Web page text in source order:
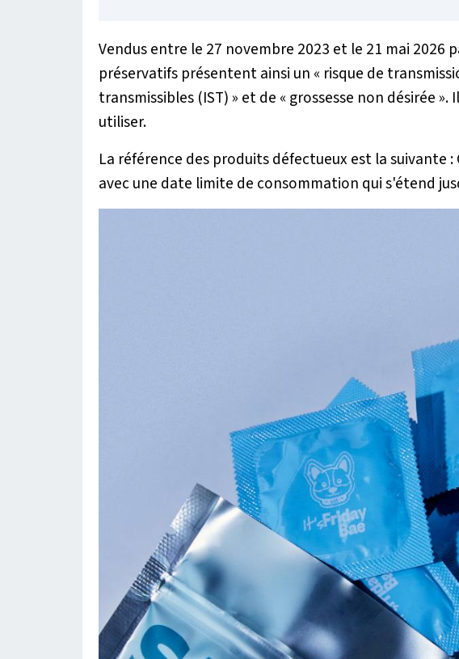
Vendus entre le 27 novembre 2023 et le 21 mai 2026
préservatifs présentent ainsi un « risque de
transmissibles (IST) » et de « grossesse non désirée ».
utiliser.
La référence des produits défectueux est la suivante
avec une date limite de consommation qui s'étend